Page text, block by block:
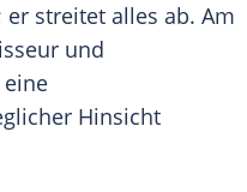
er streitet alles ab. Am
und
eine
Hinsicht